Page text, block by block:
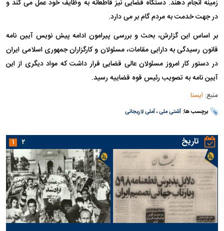
زمینه انجام دهند. دستگاه قضایی نیز قاطعانه به وظایف خود عمل می کند و
در جهت خدمت به مردم گام بر می دارد.
بر اساس این گزارش، بحث و بررسی پیرامون ادامه پیش نویس آیین نامه
قانون رسیدگی به دارایی مقامات، مسئولان و کارگزاران جمهوری اسلامی ایران
در دستور کار امروز مسئولان عالی قضایی قرار داشت که مواد دیگری از این
آیین نامه به تصویب رئیس قوه قضاییه رسید.
منبع: ایسنا
برچسب ها:آشتی ملی،آملی لاریجانی
تاریخ ۱ ۲